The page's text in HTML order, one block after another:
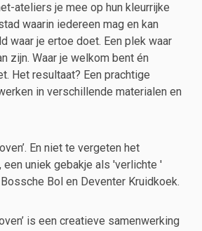
ateliers je mee op hun kleurrijke
waarin iedereen mag en kan
waar je ertoe doet. Een plek waar
zijn. Waar je welkom bent én
Het resultaat? Een prachtige
in verschillende materialen en
En niet te vergeten het
een uniek gebakje als 'verlichte '
Bol en Deventer Kruidkoek.
is een creatieve samenwerking